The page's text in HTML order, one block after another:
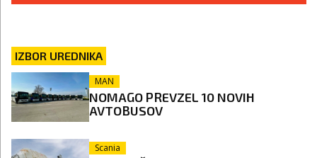
IZBOR UREDNIKA
MAN
NOMAGO PREVZEL 10 NOVIH
AVTOBUSOV
Scania